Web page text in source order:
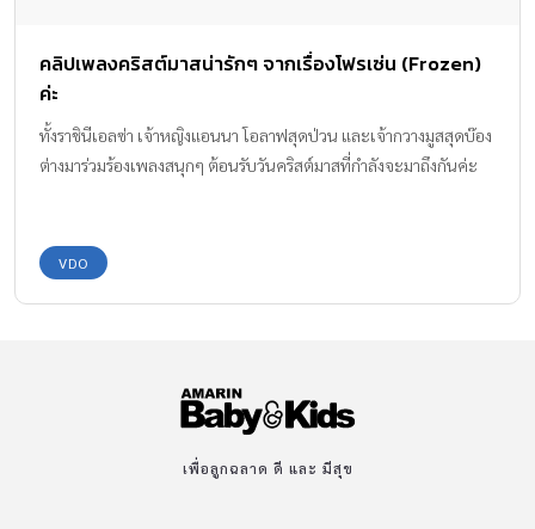
คลิปเพลงคริสต์มาสน่ารักๆ จากเรื่องโฟรเซ่น (Frozen)
ค่ะ
ทั้งราชินีเอลซ่า เจ้าหญิงแอนนา โอลาฟสุดป่วน และเจ้ากวางมูสสุดบ๊อง
ต่างมาร่วมร้องเพลงสนุกๆ ต้อนรับวันคริสต์มาสที่กำลังจะมาถึงกันค่ะ
VDO
เพื่อลูกฉลาด ดี และ มีสุข